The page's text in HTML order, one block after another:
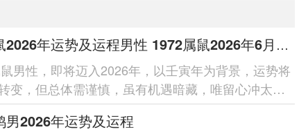
1972属鼠2026年运势及运程男性 1972属鼠2026年6月运势及运程
男性，即将迈入2026年，以壬寅年为背景，运势将
变，但总体需谨慎，虽有机遇暗藏，唯留心冲太岁
月运程起伏，那全年轨迹怎样？想...
男2026年运势及运程